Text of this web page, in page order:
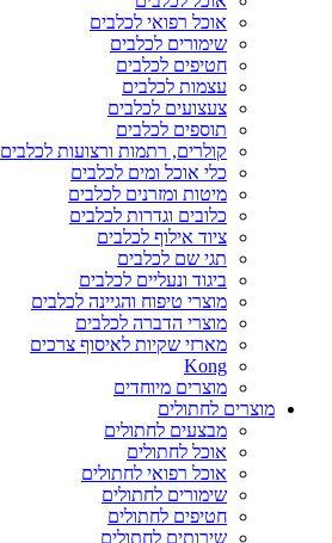
אוכל רפואי לכלבים
שימורים לכלבים
חטיפים לכלבים
עצמות לכלבים
צעצועים לכלבים
תוספים לכלבים
קולרים, רתמות ורצועות לכלבים
כלי אוכל ומים לכלבים
מיטות ומזרנים לכלבים
כלובים וגדרות לכלבים
ציוד אילוף לכלבים
תגי שם לכלבים
ביגוד ונעליים לכלבים
מוצרי טיפוח והגיינה לכלבים
מוצרי הדברה לכלבים
מארזי שקיות לאיסוף צרכים
Kong
מוצרים מיוחדים
מוצרים לחתולים
מבצעים לחתולים
אוכל לחתולים
אוכל רפואי לחתולים
שימורים לחתולים
חטיפים לחתולים
שירותים לחתולים